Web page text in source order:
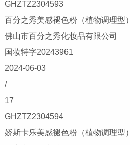
GHZTZ2304593
百分之秀美感褪色粉（植物调理型）
佛山市百分之秀化妆品有限公司
国妆特字20243961
2024-06-03
/
17
GHZTZ2304594
娇斯卡乐美感褪色粉（植物调理型）